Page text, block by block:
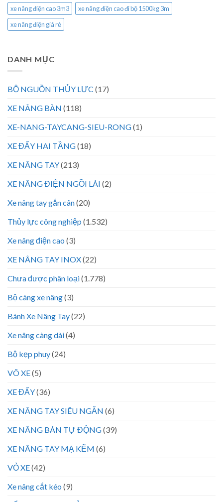
xe nâng điện cao 3m3
xe nâng điện cao đi bộ 1500kg 3m
xe nâng điện giá rẻ
DANH MỤC
BỘ NGUỒN THỦY LỰC (17)
XE NÂNG BÀN (118)
XE-NANG-TAYCANG-SIEU-RONG(1)
XE ĐẨY HAI TẦNG(18)
XE NÂNG TAY(213)
XE NÂNG ĐIỆN NGỒI LÁI (2)
Xe nâng tay gắn cân(20)
Thủy lực công nghiệp (1.532)
Xe nâng điện cao (3)
XE NÂNG TAY INOX(22)
Chưa được phân loại(1.778)
Bộ càng xe nâng(3)
Bánh Xe Nâng Tay(22)
Xe nâng càng dài(4)
Bộ kẹp phuy(24)
VÕ XE(5)
XE ĐẨY(36)
XE NÂNG TAY SIÊU NGẮN (6)
XE NÂNG BÁN TỰ ĐỘNG(39)
XE NÂNG TAY MẠ KẼM (6)
VỎ XE(42)
Xe nâng cắt kéo (9)